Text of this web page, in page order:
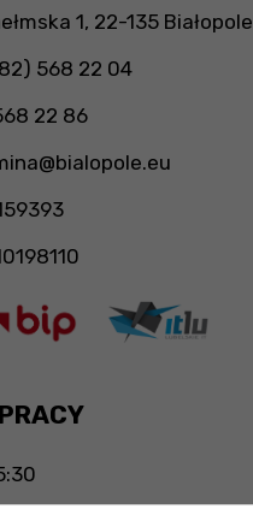
1, 22-135 Białopole
568 22 04
22 86